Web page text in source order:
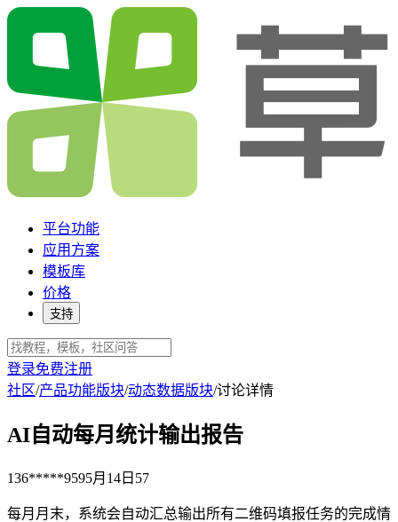
平台功能
应用方案
模板库
价格
支持
登录免费注册
社区/产品功能版块/动态数据版块/讨论详情
AI自动每月统计输出报告
136*****9595月14日 57
每月月末，系统会自动汇总输出所有二维码填报任务的完成情